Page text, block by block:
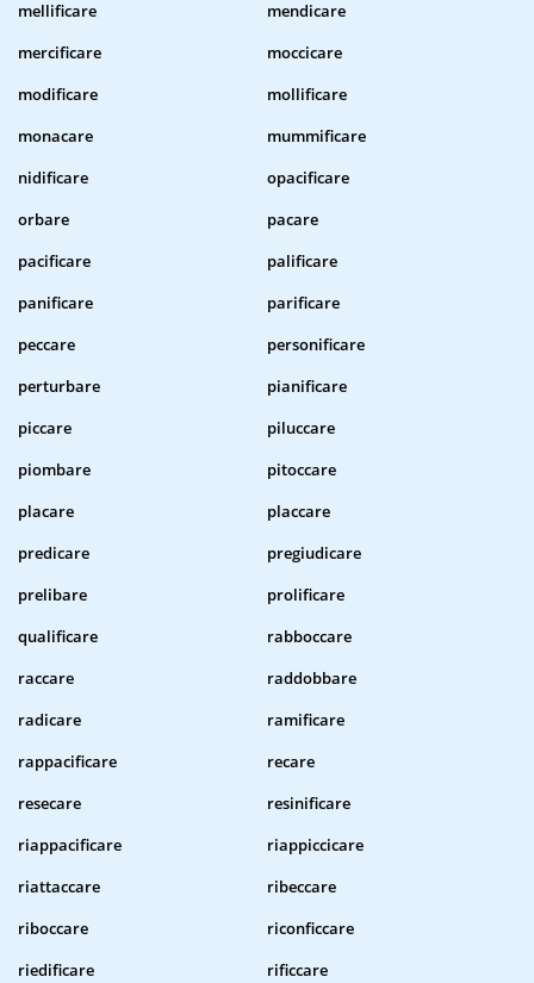
mellificare
mendicare
mercificare
moccicare
modificare
mollificare
monacare
mummificare
nidificare
opacificare
orbare
pacare
pacificare
palificare
panificare
parificare
peccare
personificare
perturbare
pianificare
piccare
piluccare
piombare
pitoccare
placare
placcare
predicare
pregiudicare
prelibare
prolificare
qualificare
rabboccare
raccare
raddobbare
radicare
ramificare
rappacificare
recare
resecare
resinificare
riappacificare
riappiccicare
riattaccare
ribeccare
riboccare
riconficcare
riedificare
rificcare